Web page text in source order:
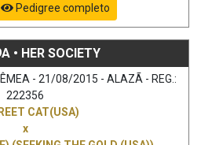
Pedigree completo
• HER SOCIETY
- 21/08/2015 - ALAZÃ - REG.:
222356
CAT(USA)
x